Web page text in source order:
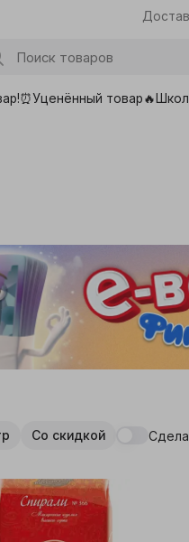
Уценённый товар🔥
Товары для
Со скидкой